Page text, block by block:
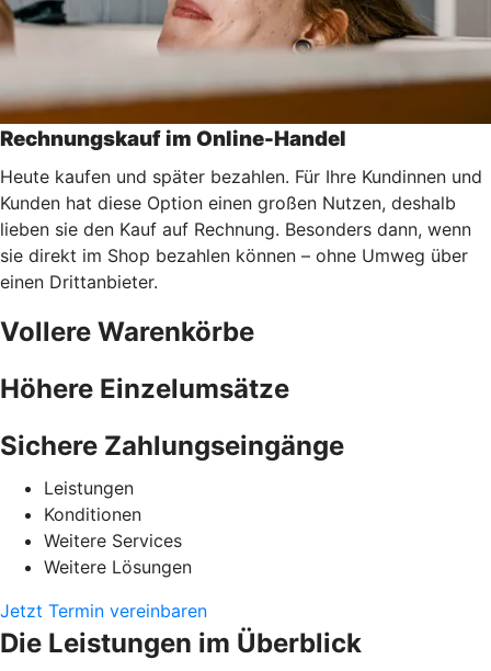
Rechnungskauf im Online-Handel
Heute kaufen und später bezahlen. Für Ihre Kundinnen und
Kunden hat diese Option einen großen Nutzen, deshalb
lieben sie den Kauf auf Rechnung. Besonders dann, wenn
sie direkt im Shop bezahlen können – ohne Umweg über
einen Drittanbieter.
Vollere Warenkörbe
Höhere Einzelumsätze
Sichere Zahlungseingänge
Leistungen
Konditionen
Weitere Services
Weitere Lösungen
Jetzt Termin vereinbaren
Die Leistungen im Überblick